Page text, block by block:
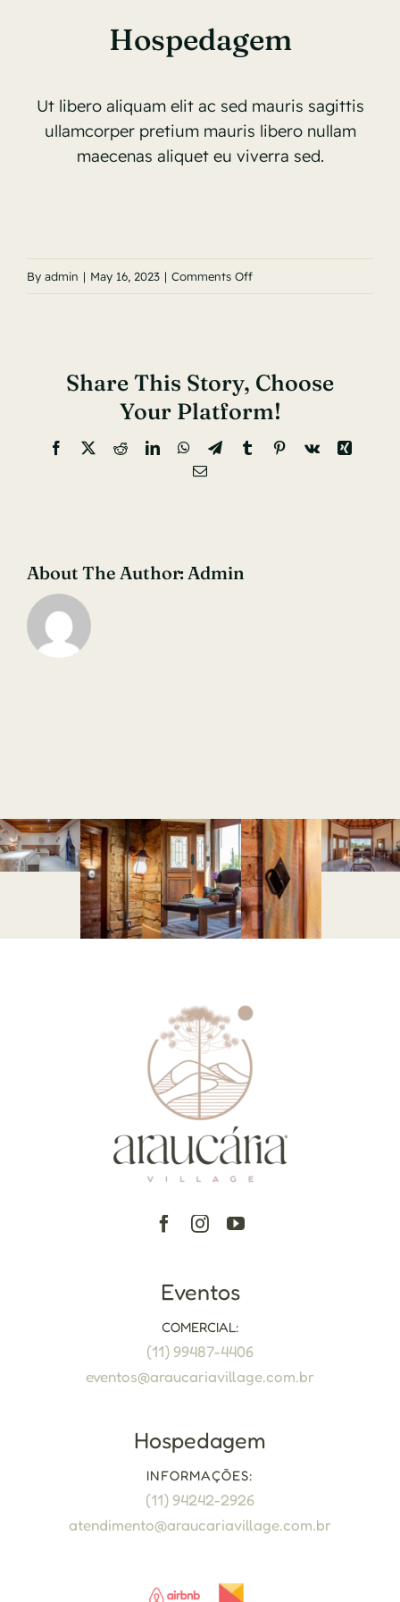
Hospedagem
Ut libero aliquam elit ac sed mauris sagittis
ullamcorper pretium mauris libero nullam
maecenas aliquet eu viverra sed.
By admin | May 16, 2023 | Comments Offon
Share This Story, Choose
Your Platform!
Facebook
X RedditLinkedInWhatsApp
TelegramTumblrPinterest
Vk
Xing
Email
About The Author: Admin
Eventos
COMERCIAL:
(11) 99487-4406
eventos@araucariavillage.com.br
Hospedagem
INFORMAÇÕES:
(11) 94242-2926
atendimento@araucariavillage.com.br